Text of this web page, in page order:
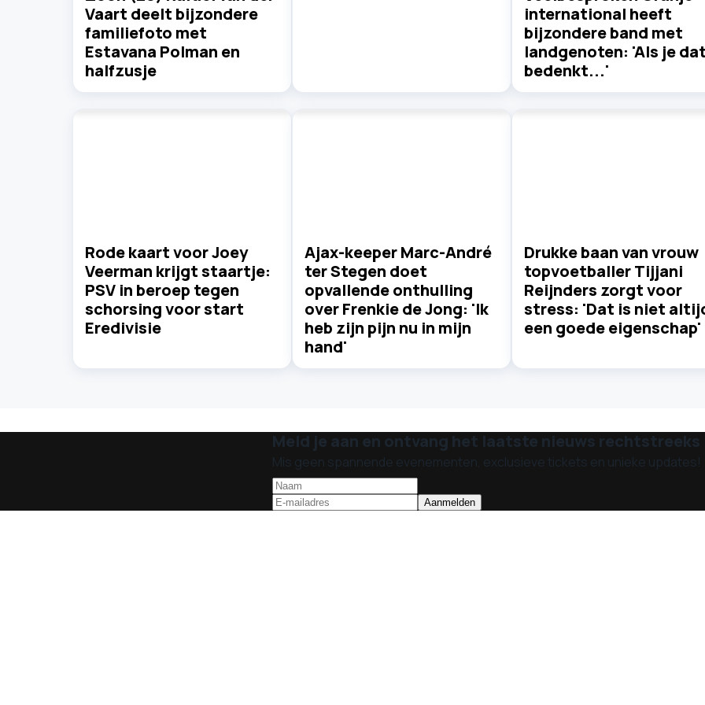
Vaart deelt bijzondere
familiefoto met
Estavana Polman en
halfzusje
international heeft
bijzondere band met
landgenoten: 'Als je
bedenkt...'
Rode kaart voor Joey
Veerman krijgt staartje:
PSV in beroep tegen
schorsing voor start
Eredivisie
Ajax-keeper Marc-André
ter Stegen doet
opvallende onthulling
over Frenkie de Jong: 'Ik
heb zijn pijn nu in mijn
hand'
Drukke baan van vrouw
topvoetballer Tijjani
Reijnders zorgt voor
stress: 'Dat is niet
een goede eigenschap'
Meld je aan en ontvang het laatste nieuws rechtstreeks
Mis geen spannende evenementen, exclusieve tickets en unieke updates!